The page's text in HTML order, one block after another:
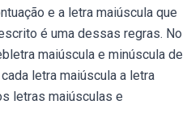
e a letra maiúscula que
é uma dessas regras. No
maiúscula e minúscula de
letra maiúscula a letra
letras maiúsculas e